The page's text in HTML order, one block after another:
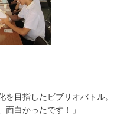
目指したビブリオバトル。
白かったです！」